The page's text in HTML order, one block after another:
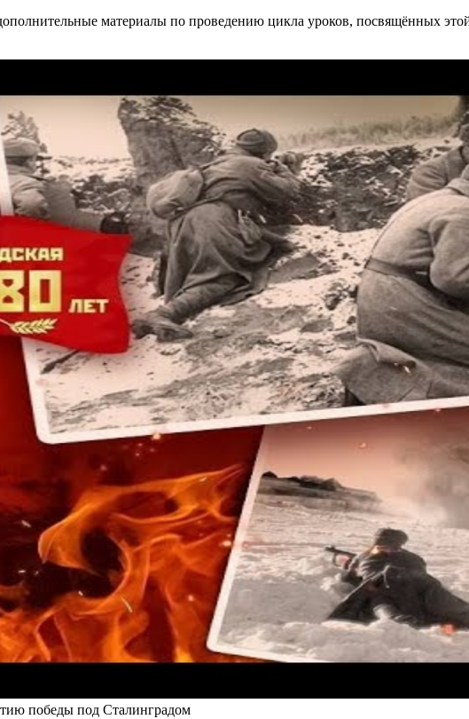
материалы по проведению цикла уроков, посвящённых
победы под Сталинградом